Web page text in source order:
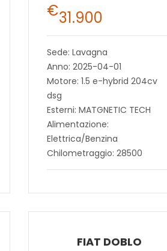
€31.900
Sede: Lavagna
Anno: 2025-04-01
Motore: 1.5 e-hybrid 204cv
dsg
Esterni: MATGNETIC TECH
Alimentazione:
Elettrica/Benzina
Chilometraggio: 28500
FIAT DOBLO